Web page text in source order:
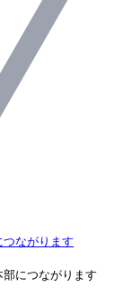
ながります
につながります